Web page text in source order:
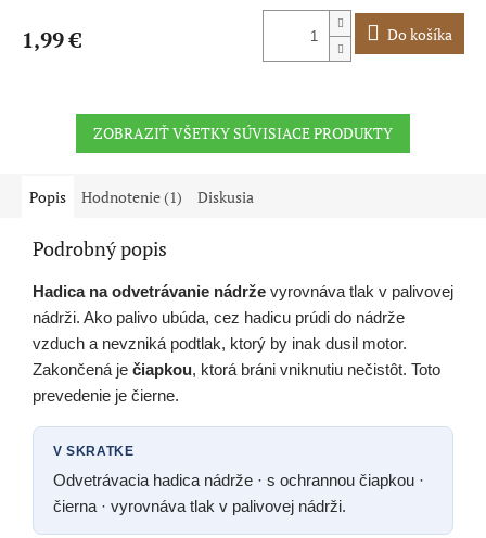
1,99 € Do košíka
ZOBRAZIŤ VŠETKY SÚVISIACE PRODUKTY
Popis Hodnotenie (1) Diskusia
Podrobný popis
Hadica na odvetrávanie nádrže vyrovnáva tlak v palivovej
nádrži. Ako palivo ubúda, cez hadicu prúdi do nádrže
vzduch a nevzniká podtlak, ktorý by inak dusil motor.
Zakončená je čiapkou, ktorá bráni vniknutiu nečistôt. Toto
prevedenie je čierne.
V SKRATKE
Odvetrávacia hadica nádrže · s ochrannou čiapkou ·
čierna · vyrovnáva tlak v palivovej nádrži.